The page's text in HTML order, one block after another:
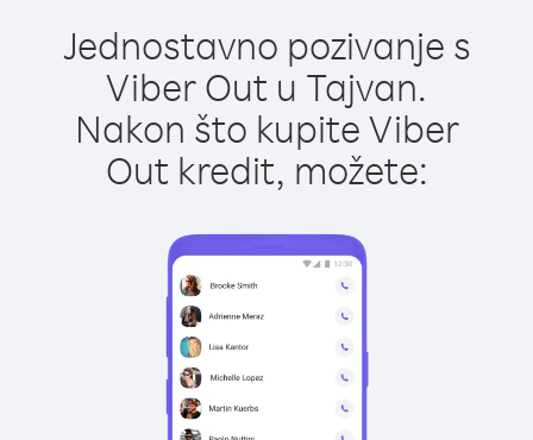
Jednostavno pozivanje s
Viber Out u Tajvan.
Nakon što kupite Viber
Out kredit, možete: